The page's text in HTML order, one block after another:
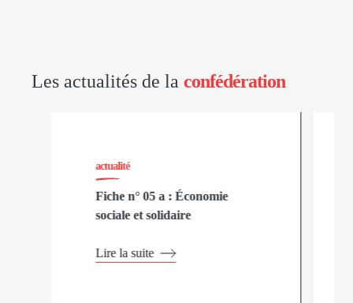
Les actualités de la confédération
actualité
Fiche n° 05 a : Économie
sociale et solidaire
Lire la suite